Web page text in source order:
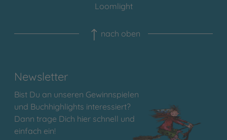
Loomlight
nach oben
Newsletter
Bist Du an unseren Gewinnspielen
und Buchhighlights interessiert?
Dann trage Dich hier schnell und
einfach ein!